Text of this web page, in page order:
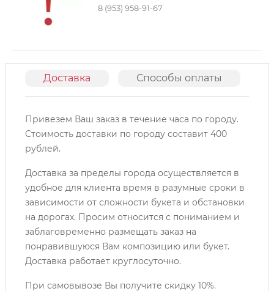
8 (953) 958-91-67
Доставка Способы оплаты
Привезем Ваш заказ в течение часа по городу.
Cтоимость доставки по городу составит 400
рублей.
Доставка за пределы города осуществляется в
удобное для клиента время в разумные сроки в
зависимости от сложности букета и обстановки
на дорогах. Просим относится с пониманием и
заблаговременно размещать заказ на
понравившуюся Вам композицию или букет.
Доставка работает круглосуточно.
При самовывозе Вы получите скидку 10%.